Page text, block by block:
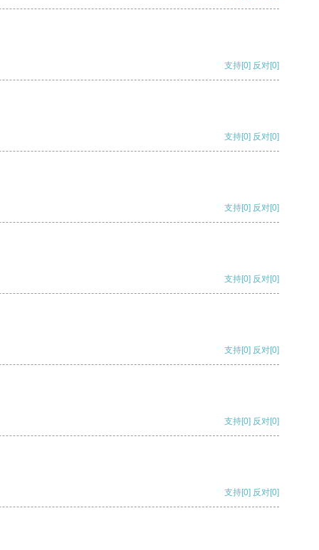
支持[0] 反对[0]
支持[0] 反对[0]
支持[0] 反对[0]
支持[0] 反对[0]
支持[0] 反对[0]
支持[0] 反对[0]
支持[0] 反对[0]